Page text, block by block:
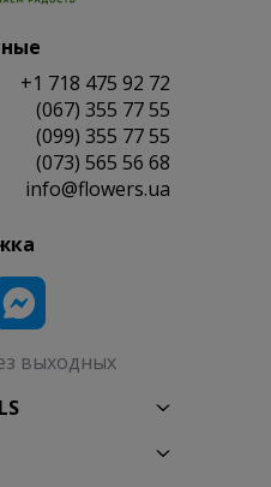
+1 718 475 92 72
(067) 355 77 55
(099) 355 77 55
(073) 565 56 68
info@flowers.ua
выходных